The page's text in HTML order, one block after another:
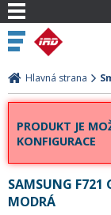
Hlavná strana
PRODUKT JE
KONFIGURACE
SAMSUNG F721
MODRÁ